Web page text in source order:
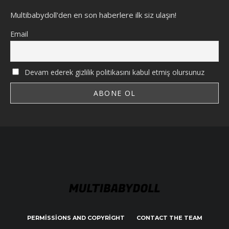
Multibabydoll'den en son haberlere ilk siz ulaşın!
Email
Devam ederek gizlilik politikasını kabul etmiş olursunuz
PERMISSIONS AND COPYRIGHT CONTACT THE TEAM